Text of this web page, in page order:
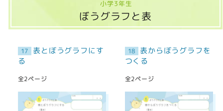
小学3年生
ぼうグラフと表
17 表とぼうグラフにす
る
全2ページ
18 表からぼうグラフを
つくる
全2ページ